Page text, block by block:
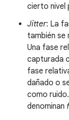
cierto nivel
Jitter: La
también se
Una fase
capturada
fase
dañado o
como
denominan